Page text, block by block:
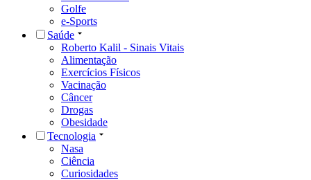
Golfe
e-Sports
Saúde
Roberto Kalil - Sinais Vitais
Alimentação
Exercícios Físicos
Vacinação
Câncer
Drogas
Obesidade
Tecnologia
Nasa
Ciência
Curiosidades